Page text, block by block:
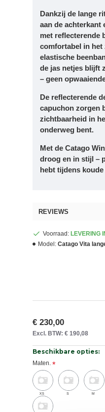
Dankzij de lange
aan de achterkant
met reflecterende
comfortabel in het
elastische
de jas netjes blijft
– geen
De reflecterende
capuchon zorgen
zichtbaarheid in
onderweg bent.
Met de Catago
droog en in stijl –
hebt tijdens
REVIEWS
Voorraad: LEVERING
Model: Catago Vita
€ 230,00
Excl. BTW: € 190,08
Beschikbare opties:
Maten.
XS S M